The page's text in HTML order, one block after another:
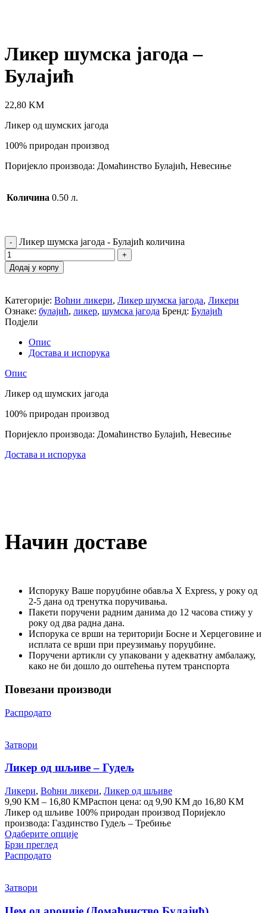
Ликер шумска јагода –
Булајић
22,80 KM
Ликер од шумских јагода
100% природан производ
Поријекло производа: Домаћинство Булајић, Невесиње
Количина 0.50 л.
Ликер шумска јагода - Булајић количина
Додај у корпу
Категорије: Воћни ликери, Ликер шумска јагода, Ликери
Ознаке: булајић, ликер, шумска јагода Бренд: Булајић
Подјели
Опис
Достава и испорука
Опис
Ликер од шумских јагода
100% природан производ
Поријекло производа: Домаћинство Булајић, Невесиње
Достава и испорука
Начин доставе
Испоруку Ваше поруџбине обавља X Express, у року од
2-5 дана од тренутка поручивања.
Пакети поручени радним данима до 12 часова стижу у
року од два радна дана.
Испорука се врши на територији Босне и Херцеговине и
исплата се врши при преузимању поруџбине.
Поручени артикли су упаковани у адекватну амбалажу,
како не би дошло до оштећења путем транспорта
Повезани производи
Распродато
Затвори
Ликер од шљиве – Гудељ
Ликери, Воћни ликери, Ликер од шљиве
9,90 KM – 16,80 KMРаспон цена: од 9,90 KM до 16,80 KM
Ликер од шљиве 100% природан производ Поријекло
производа: Газдинство Гудељ – Требиње
Одаберите опције
Брзи преглед
Распродато
Затвори